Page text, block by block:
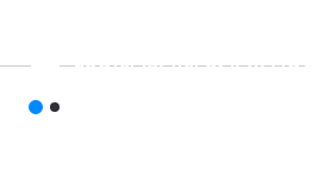
पहचान दिलाने के लिए